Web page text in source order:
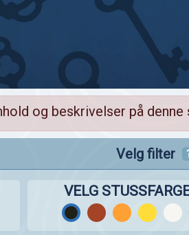
og beskrivelser på
Velg filter
VELG